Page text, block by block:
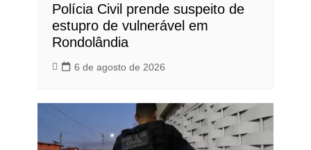
Polícia Civil prende suspeito de
estupro de vulnerável em
Rondolândia
6 de agosto de 2026